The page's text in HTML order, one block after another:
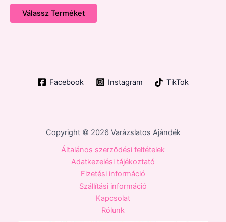
Válassz Terméket
Facebook Instagram TikTok
Copyright © 2026 Varázslatos Ajándék
Általános szerződési feltételek
Adatkezelési tájékoztató
Fizetési információ
Szállítási információ
Kapcsolat
Rólunk